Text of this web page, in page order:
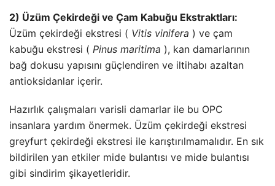
2) Üzüm Çekirdeği ve Çam Kabuğu Ekstraktları:
Üzüm çekirdeği ekstresi ( Vitis vinifera ) ve çam
kabuğu ekstresi ( Pinus maritima ), kan damarlarının
bağ dokusu yapısını güçlendiren ve iltihabı azaltan
antioksidanlar içerir.
Hazırlık çalışmaları varisli damarlar ile bu OPC
insanlara yardım önermek. Üzüm çekirdeği ekstresi
greyfurt çekirdeği ekstresi ile karıştırılmamalıdır. En sık
bildirilen yan etkiler mide bulantısı ve mide bulantısı
gibi sindirim şikayetleridir.